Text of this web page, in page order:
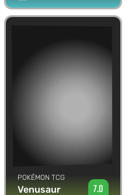
POKÉMON TCG
Venusaur 7.0